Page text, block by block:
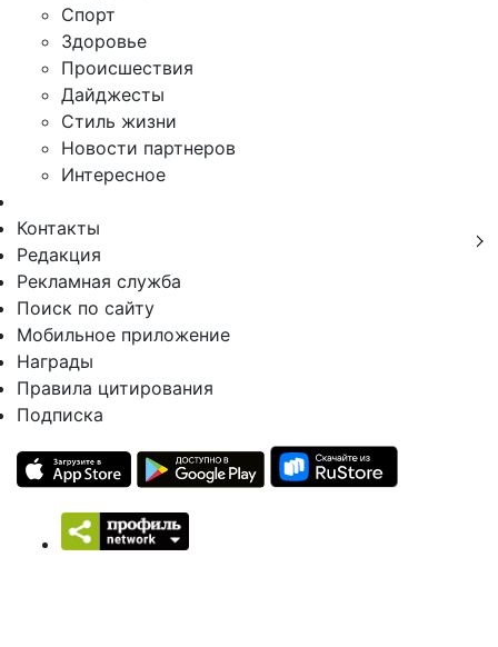
Спорт
Здоровье
Происшествия
Дайджесты
Стиль жизни
Новости партнеров
Интересное
Контакты
Редакция
Рекламная служба
Поиск по сайту
Мобильное приложение
Награды
Правила цитирования
Подписка